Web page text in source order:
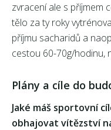
zvracení ale s příjmem
tělo za ty roky
příjmu sacharidů a
cestou 60-70g/hodinu,
Plány a cíle do
Jaké máš sportovní
obhajovat vítězství